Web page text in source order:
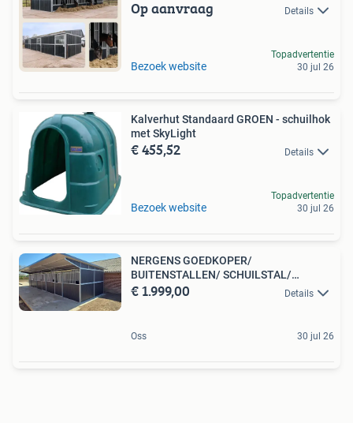
Op aanvraag Details
Bezoek website
Topadvertentie
30 jul 26
Kalverhut Standaard GROEN - schuilhok
met SkyLight
€ 455,52 Details
Bezoek website
Topadvertentie
30 jul 26
NERGENS GOEDKOPER/
BUITENSTALLEN/ SCHUILSTAL/
PAARDENBOXEN .
€ 1.999,00 Details
Oss 30 jul 26